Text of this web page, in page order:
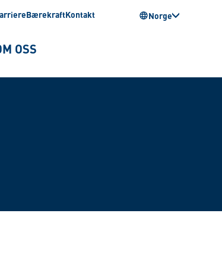
BærekraftKontakt Norge
OSS